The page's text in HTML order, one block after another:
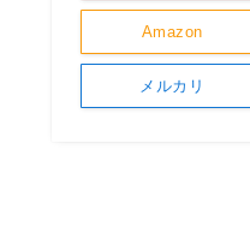
Amazon
メルカリ